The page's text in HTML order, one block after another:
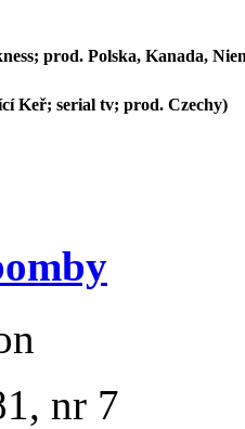
prod. Polska, Kanada,
Keř; serial tv; prod. Czechy)
nr 7